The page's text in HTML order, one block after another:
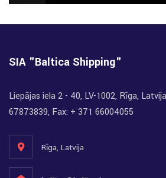
SIA "Baltica Shipping"
Liepājas iela 2 - 40, LV-1002, Rīga,
67873839, Fax: + 371 66004055
Rīga, Latvija